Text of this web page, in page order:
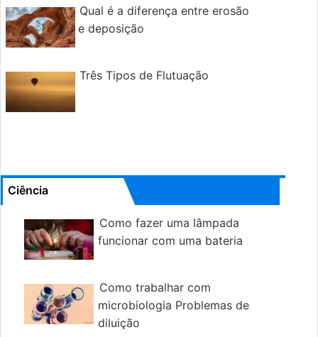
Qual é a diferença entre erosão
e deposição
Três Tipos de Flutuação
Ciência
Como fazer uma lâmpada
funcionar com uma bateria
Como trabalhar com
microbiologia Problemas de
diluição